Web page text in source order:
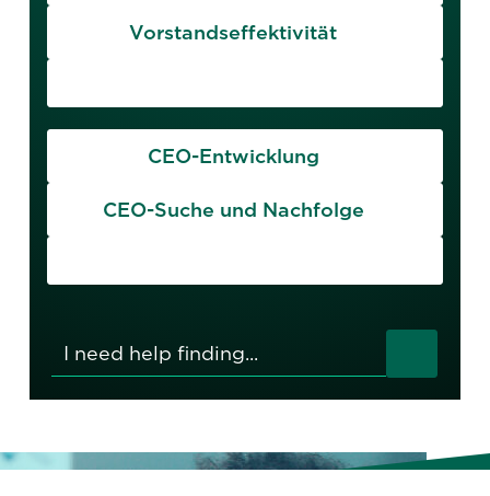
Vorstandseffektivität
CEO-Entwicklung
CEO-Suche und Nachfolge